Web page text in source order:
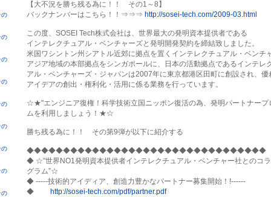
【大不況を勝ち残る為に！！　その1～8】
バックナンバーはこちら！！⇒⇒⇒
この度、SOSEI Tech株式会社は、世界最大の発明資本提供者である
インテレクチュアル・ベンチャーズと発明開発契約を締結致しました。
米国ワシントン州シアトル近郊に拠点を置くインテレクチュアル・ベンチ
アジア地域の本部拠点をシンガポールに、日本の活動拠点であるインテレ
アル・ベンチャーズ・ジャパンは2007年に東京都港区田町に創設され、優
アイデアの創出・権利化・活用に係る業務を行っています。
☆★"エンジニア復権！科学技術立国ニッポン復活の為、発明パートナープ
ムを利用しましょう！★☆
勝ち残る為に！！　その第9弾が以下に紹介する
◆◆◆◆◆◆◆◆◆◆◆◆◆◆◆◆◆◆◆◆◆◆◆◆◆◆◆◆◆◆◆◆◆
◆ ☆”世界NO1発明資本提供者インテレクチュアル・ベンチャー社とのコ
グラム”☆
◆ -----技術的アイディア、創造力豊かなパートナー募集開始！!------
◆ http://sosei-tech.com/pdf/partner.pdf
の
の
の
の
の
の
の
の
の